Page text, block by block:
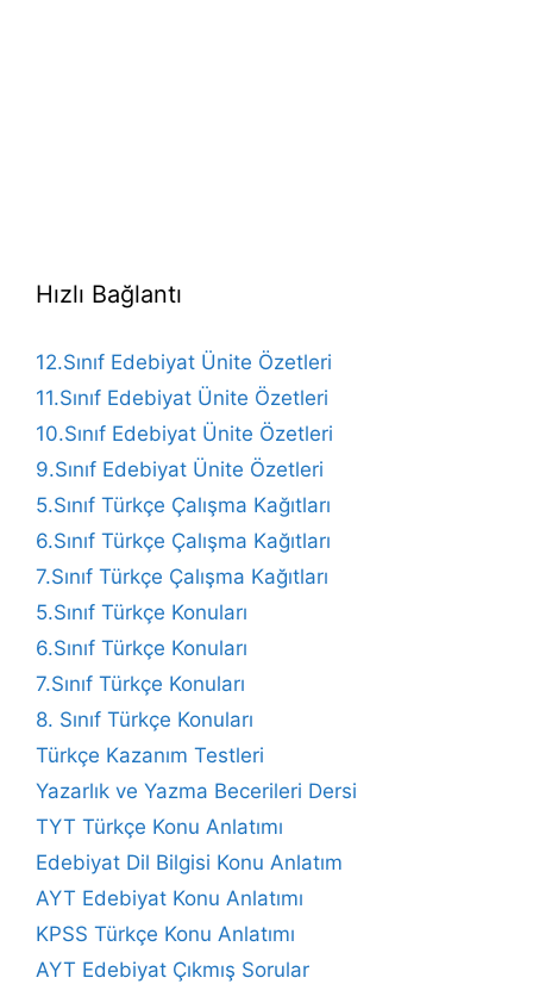
Hızlı Bağlantı
12.Sınıf Edebiyat Ünite Özetleri
11.Sınıf Edebiyat Ünite Özetleri
10.Sınıf Edebiyat Ünite Özetleri
9.Sınıf Edebiyat Ünite Özetleri
5.Sınıf Türkçe Çalışma Kağıtları
6.Sınıf Türkçe Çalışma Kağıtları
7.Sınıf Türkçe Çalışma Kağıtları
5.Sınıf Türkçe Konuları
6.Sınıf Türkçe Konuları
7.Sınıf Türkçe Konuları
8. Sınıf Türkçe Konuları
Türkçe Kazanım Testleri
Yazarlık ve Yazma Becerileri Dersi
TYT Türkçe Konu Anlatımı
Edebiyat Dil Bilgisi Konu Anlatım
AYT Edebiyat Konu Anlatımı
KPSS Türkçe Konu Anlatımı
AYT Edebiyat Çıkmış Sorular